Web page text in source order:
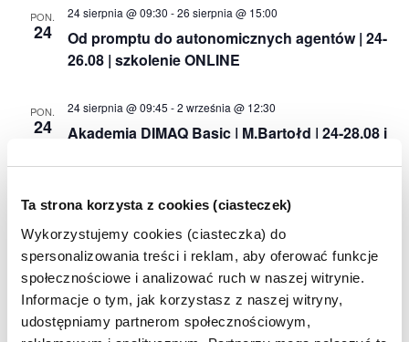
Ta strona korzysta z cookies (ciasteczek)
Wykorzystujemy cookies (ciasteczka) do
spersonalizowania treści i reklam, aby oferować funkcje
społecznościowe i analizować ruch w naszej witrynie.
Informacje o tym, jak korzystasz z naszej witryny,
udostępniamy partnerom społecznościowym,
PON.
24
Od promptu do autonomicznych agentów | 24-
26.08 | szkolenie ONLINE
24 sierpnia @ 09:30 -26 sierpnia @ 15:00
PON.
24
Akademia DIMAQ Basic | M.Bartołd | 24-28.08 i
24 sierpnia @ 09:45 -2 września @ 12:30
PON.
Analiza danych sprzedażowych | 24-27.08 |
szkolenie ONLINE
24 sierpnia @ 10:00-27 sierpnia @ 13:15
WT.
25
Akademia DIMAQ Professional | A.Maciorowski
25 sierpnia @ 10:00-28 sierpnia @ 16:30